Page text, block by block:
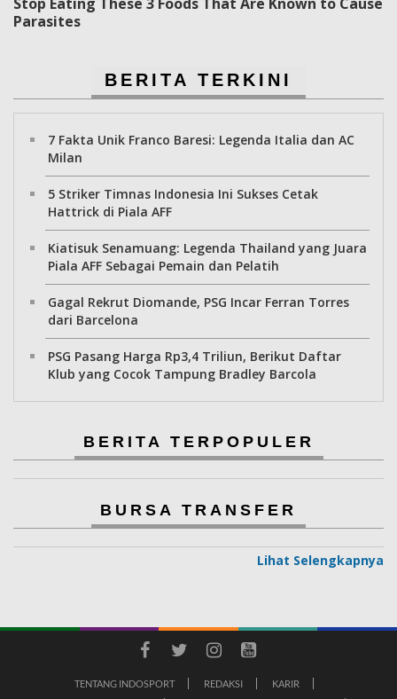
Parasites
BERITA TERKINI
7 Fakta Unik Franco Baresi: Legenda Italia dan AC
Milan
5 Striker Timnas Indonesia Ini Sukses Cetak
Hattrick di Piala AFF
Kiatisuk Senamuang: Legenda Thailand yang Juara
Piala AFF Sebagai Pemain dan Pelatih
Gagal Rekrut Diomande, PSG Incar Ferran Torres
dari Barcelona
PSG Pasang Harga Rp3,4 Triliun, Berikut Daftar
Klub yang Cocok Tampung Bradley Barcola
BERITA TERPOPULER
BURSA TRANSFER
Lihat Selengkapnya
TENTANG INDOSPORT REDAKSI
KARIR